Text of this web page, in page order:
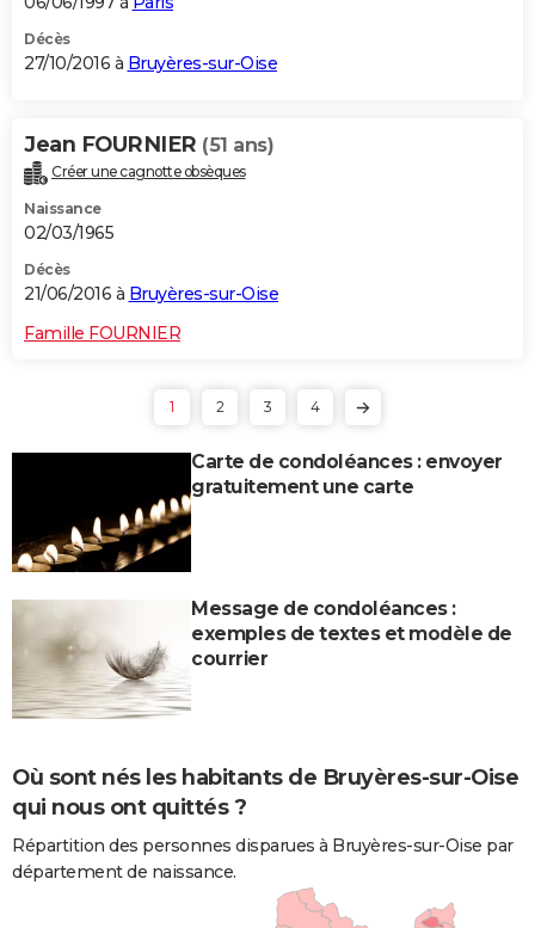
Décès
27/10/2016 à Bruyères-sur-Oise
Jean FOURNIER (51 ans)
Créer une cagnotte obsèques
Naissance
02/03/1965
Décès
21/06/2016 à Bruyères-sur-Oise
Famille FOURNIER
1 2 3 4
Carte de condoléances : envoyer
gratuitement une carte
Message de condoléances :
exemples de textes et modèle de
courrier
Où sont nés les habitants de Bruyères-sur-Oise
qui nous ont quittés ?
Répartition des personnes disparues à Bruyères-sur-Oise par
département de naissance.